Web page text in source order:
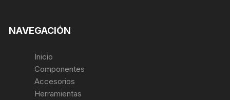
NAVEGACIÓN
Inicio
Componentes
Accesorios
Herramientas